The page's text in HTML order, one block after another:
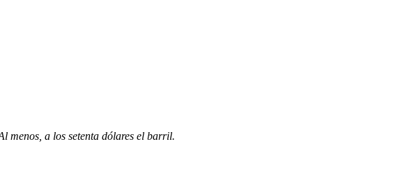
menos, a los setenta dólares el barril.